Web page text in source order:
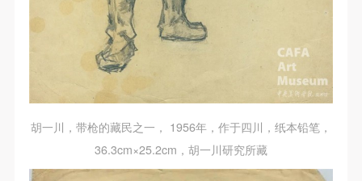
胡一川，带枪的藏民之一， 1956年，作于四川，纸本铅笔，
36.3cm×25.2cm，胡一川研究所藏